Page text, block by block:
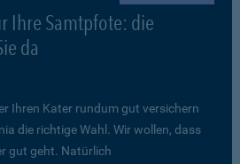
Ihre Samtpfote: die
da
Ihren Kater rundum gut versichern
die richtige Wahl. Wir wollen, dass
gut geht. Natürlich